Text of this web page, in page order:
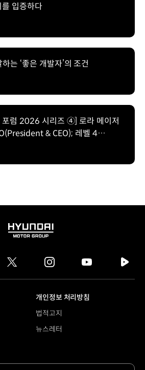
입증하다
는 ‘좋은 개발자’의 조건
포럼 2026 시리즈 ④] 로라 메이저
& CEO); 레벨 4
는 여정
HYUNDAI
GROUP
twitter instagram
tv
개인정보 처리방침
법적고지
뉴스레터
결과가 없습니다